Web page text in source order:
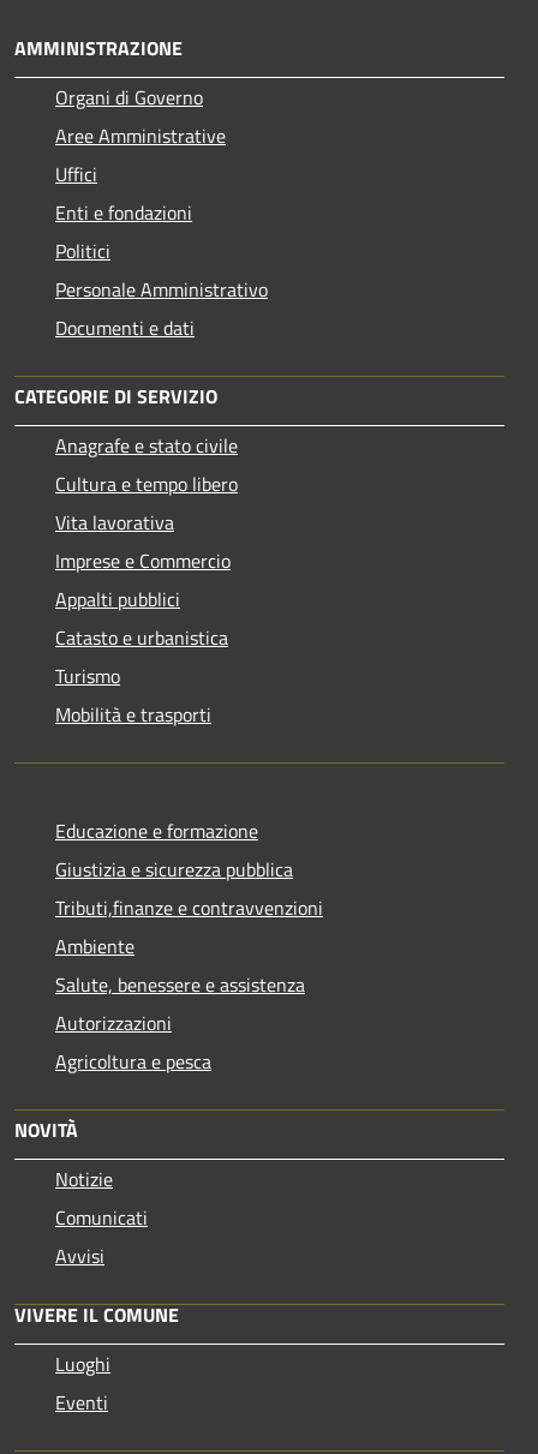
AMMINISTRAZIONE
Organi di Governo
Aree Amministrative
Uffici
Enti e fondazioni
Politici
Personale Amministrativo
Documenti e dati
CATEGORIE DI SERVIZIO
Anagrafe e stato civile
Cultura e tempo libero
Vita lavorativa
Imprese e Commercio
Appalti pubblici
Catasto e urbanistica
Turismo
Mobilità e trasporti
Educazione e formazione
Giustizia e sicurezza pubblica
Tributi,finanze e contravvenzioni
Ambiente
Salute, benessere e assistenza
Autorizzazioni
Agricoltura e pesca
NOVITÀ
Notizie
Comunicati
Avvisi
VIVERE IL COMUNE
Luoghi
Eventi